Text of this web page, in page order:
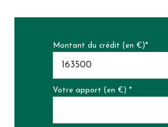
Montant du crédit (en €)*
Votre apport (en €) *